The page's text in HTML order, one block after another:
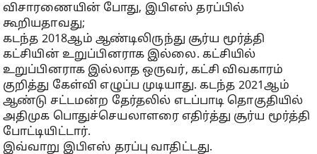
விசாரணையின் போது, இபிஎஸ் தரப்பில்
கூறியதாவது;
கடந்த 2018ஆம் ஆண்டிலிருந்து சூர்ய மூர்த்தி
கட்சியின் உறுப்பினராக இல்லை. கட்சியில்
உறுப்பினராக இல்லாத ஒருவர், கட்சி விவகாரம்
குறித்து கேள்வி எழுப்ப முடியாது. கடந்த 2021ஆம்
ஆண்டு சட்டமன்ற தேர்தலில் எடப்பாடி தொகுதியில்
அதிமுக பொதுச்செயலாளரை எதிர்த்து சூர்ய மூர்த்தி
போட்டியிட்டார்.
இவ்வாறு இபிஎஸ் தரப்பு வாதிட்டது.